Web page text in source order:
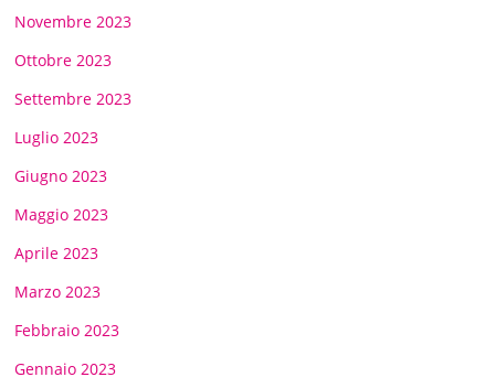
Novembre 2023
Ottobre 2023
Settembre 2023
Luglio 2023
Giugno 2023
Maggio 2023
Aprile 2023
Marzo 2023
Febbraio 2023
Gennaio 2023